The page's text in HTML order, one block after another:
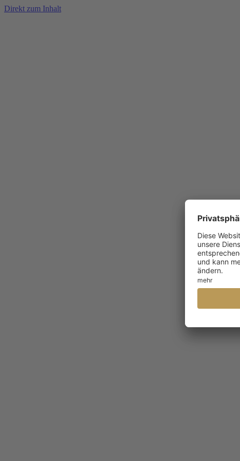
Direkt zum Inhalt